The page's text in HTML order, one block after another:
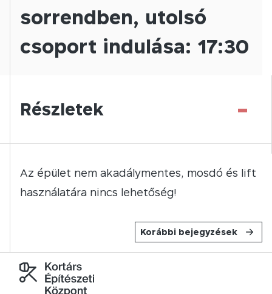
sorrendben, utolsó
csoport indulása: 17:30
Részletek -
Az épület nem akadálymentes, mosdó és lift
használatára nincs lehetőség!
Korábbi bejegyzések